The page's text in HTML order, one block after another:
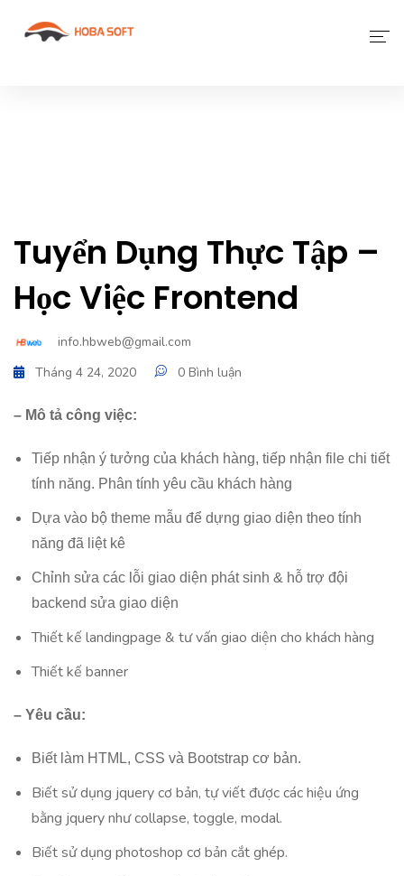
Liên Hệ
Tuyển Dụng Thực Tập –
Học Việc Frontend
info.hbweb@gmail.com
Tháng 4 24, 2020
0 Bình luận
– Mô tả công việc:
Tiếp nhận ý tưởng của khách hàng, tiếp nhận file chi tiết
tính năng. Phân tính yêu cầu khách hàng
Dựa vào bộ theme mẫu để dựng giao diện theo tính
năng đã liệt kê
Chỉnh sửa các lỗi giao diện phát sinh & hỗ trợ đội
backend sửa giao diện
Thiết kế landingpage & tư vấn giao diện cho khách hàng
Thiết kế banner
– Yêu cầu:
Biết làm HTML, CSS và Bootstrap cơ bản.
Biết sử dụng jquery cơ bản, tự viết được các hiệu ứng
bằng jquery như collapse, toggle, modal.
Biết sử dụng photoshop cơ bản cắt ghép.